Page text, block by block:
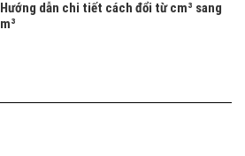
Hướng dẫn chi tiết cách đổi từ cm³ sang
m³